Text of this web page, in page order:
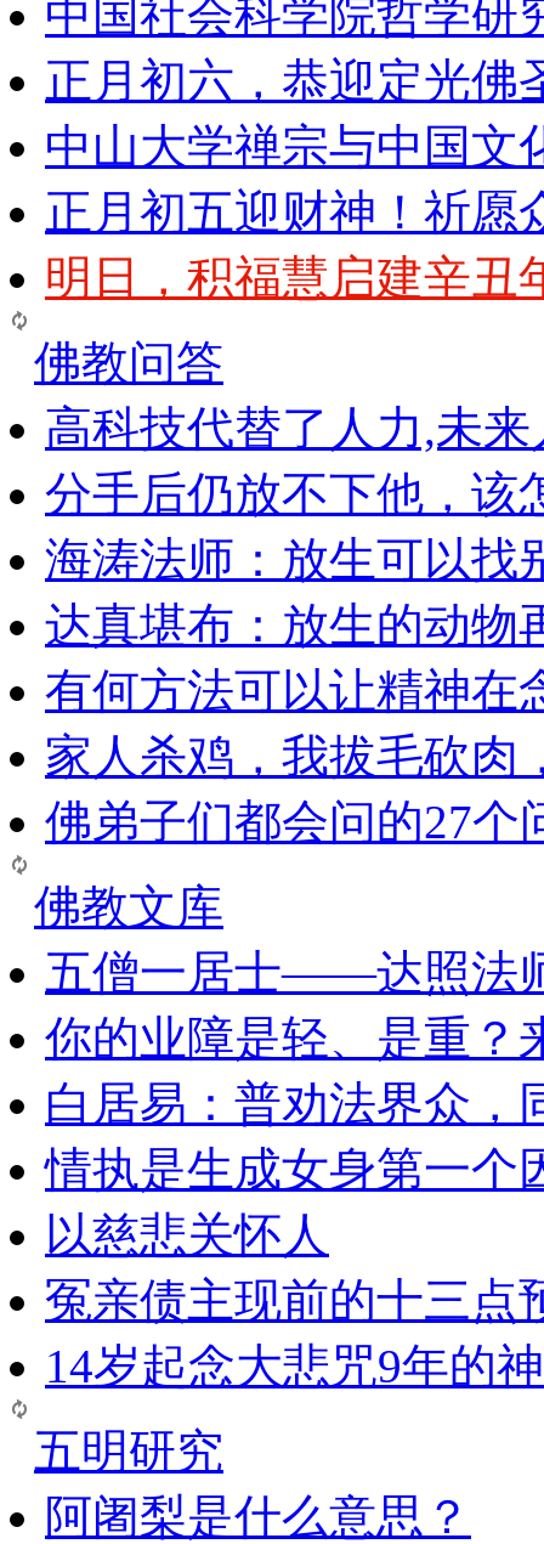
中国社会科学院哲学研
正月初六，恭迎定光佛
中山大学禅宗与中国文
正月初五迎财神！祈愿
明日，积福慧启建辛丑
佛教问答
高科技代替了人力,未
分手后仍放不下他，该
海涛法师：放生可以找
达真堪布：放生的动物
有何方法可以让精神在
家人杀鸡，我拔毛砍肉
佛弟子们都会问的27个
佛教文库
五僧一居士——达照法
你的业障是轻、是重？
白居易：普劝法界众，
情执是生成女身第一个
以慈悲关怀人
冤亲债主现前的十三点
14岁起念大悲咒9年的
五明研究
阿阇梨是什么意思？